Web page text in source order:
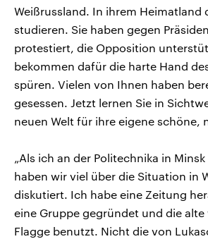
Weißrussland. In ihrem Heimatland
studieren. Sie haben gegen
protestiert, die Opposition
bekommen dafür die harte Hand
spüren. Vielen von Ihnen haben
gesessen. Jetzt lernen Sie in
neuen Welt für ihre eigene schöne,
„Als ich an der Politechnika in
haben wir viel über die Situation in
diskutiert. Ich habe eine Zeitung
eine Gruppe gegründet und die
Flagge benutzt. Nicht die von